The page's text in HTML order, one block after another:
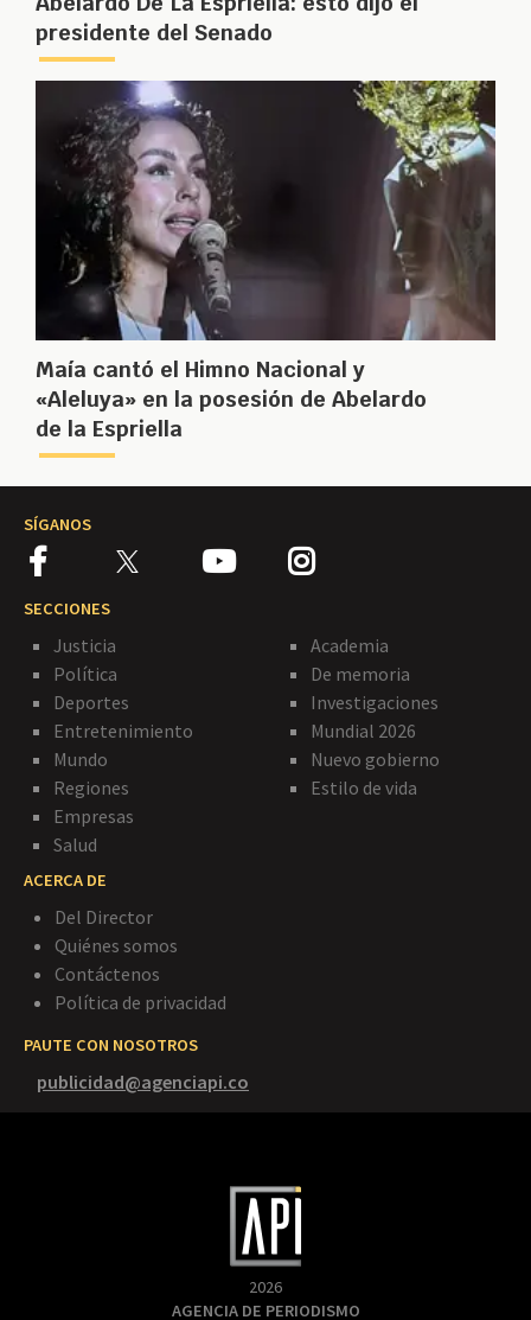
presidente del Senado
Maía cantó el Himno Nacional y
«Aleluya» en la posesión de Abelardo
de la Espriella
SÍGANOS
SECCIONES
Justicia
Política
Deportes
Entretenimiento
Mundo
Regiones
Empresas
Salud
Academia
De memoria
Investigaciones
Mundial 2026
Nuevo gobierno
Estilo de vida
ACERCA DE
Del Director
Quiénes somos
Contáctenos
Política de privacidad
PAUTE CON NOSOTROS
publicidad@agenciapi.co
2026
AGENCIA DE PERIODISMO